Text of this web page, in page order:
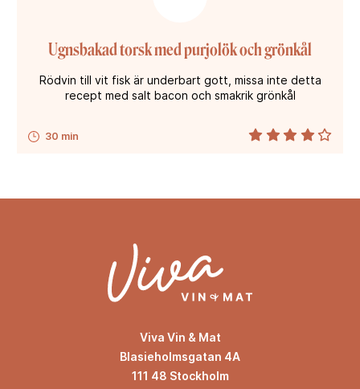
30 min
Ugnsbakad torsk med purjolök och grönkål
Rödvin till vit fisk är underbart gott, missa inte detta
recept med salt bacon och smakrik grönkål
Viva Vin & Mat
Blasieholmsgatan 4A
111 48 Stockholm